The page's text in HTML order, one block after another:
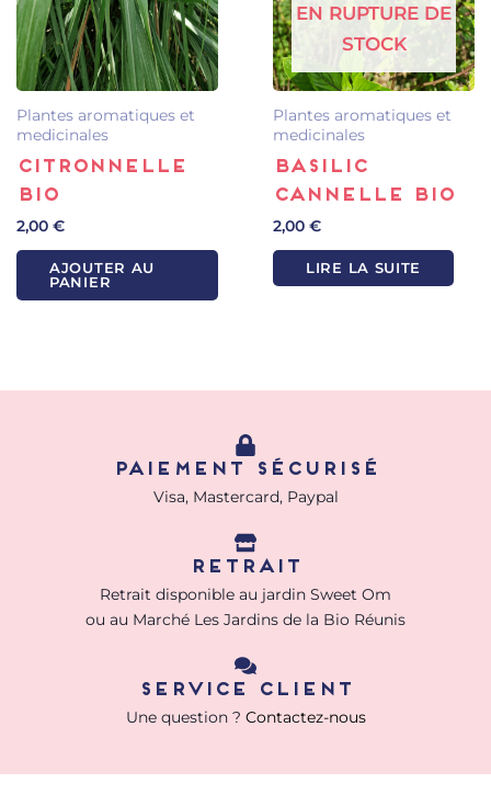
Plantes aromatiques et
medicinales
Citronnelle
bio
2,00 €
AJOUTER AU
PANIER
EN RUPTURE DE
STOCK
Plantes aromatiques et
medicinales
Basilic
cannelle bio
2,00 €
LIRE LA SUITE
Paiement sécurisé
Visa, Mastercard, Paypal
retrait
Retrait disponible au jardin Sweet Om
ou au Marché Les Jardins de la Bio Réunis
Service client
Une question ? Contactez-nous